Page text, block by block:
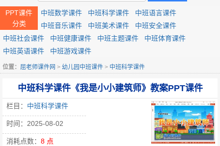
PPT课件
分类
中班数学课件 中班科学课件
中班语言课件
中班音乐课件
中班美术课件
中班安全课件
中班社会课件
中班健康课件 中班主题课件
中班体育课件
中班英语课件
中班游戏课件
位置： 屈老师课件网 > 幼儿园中班课件 > 中班科学课件
中班科学课件《我是小小建筑师》教案PPT课件
栏目： 中班科学课件
时间：2025-08-02
消耗点数： 8 点